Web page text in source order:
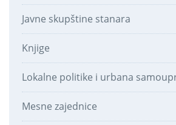
Javne skupštine stanara
Knjige
Lokalne politike i urbana
Mesne zajednice